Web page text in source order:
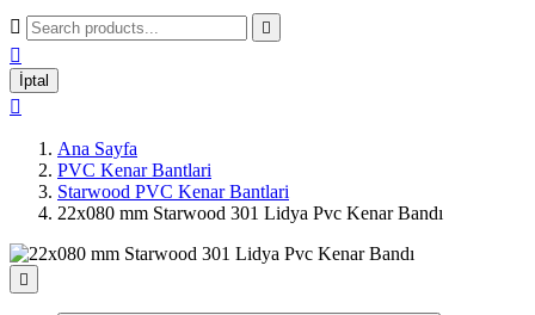
 

İptal

Ana Sayfa
PVC Kenar Bantlari
Starwood PVC Kenar Bantlari
22x080 mm Starwood 301 Lidya Pvc Kenar Bandı
